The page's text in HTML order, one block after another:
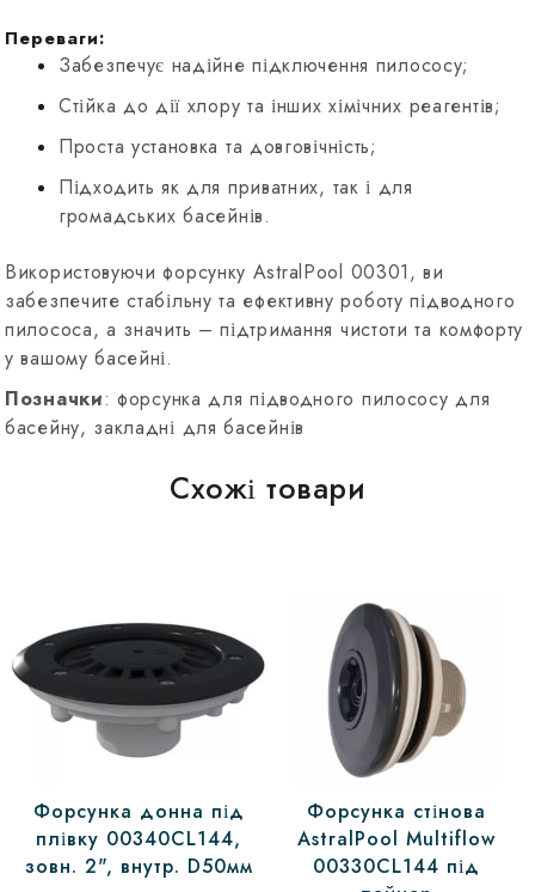
Переваги:
Забезпечує надійне підключення пилососу;
Стійка до дії хлору та інших хімічних реагентів;
Проста установка та довговічність;
Підходить як для приватних, так і для
громадських басейнів.
Використовуючи форсунку AstralPool 00301, ви
забезпечите стабільну та ефективну роботу підводного
пилососа, а значить – підтримання чистоти та комфорту
у вашому басейні.
Позначки: форсунка для підводного пилососу для
басейну, закладні для басейнів
Схожі товари
Форсунка донна під
плівку 00340CL144,
зовн. 2", внутр. D50мм
Форсунка стінова
AstralPool Multiflow
00330CL144 під